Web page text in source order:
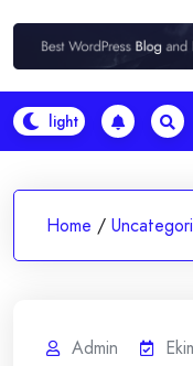
Home /
Admin